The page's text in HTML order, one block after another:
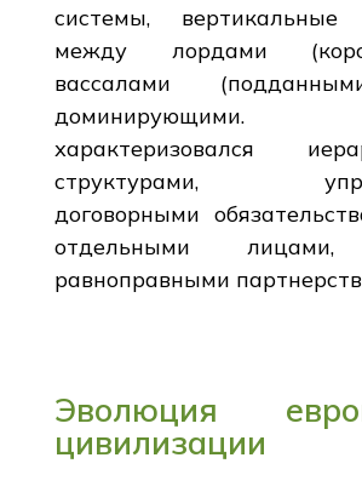
системы, вертикальные
между лордами
вассалами
доминирующими.
характеризовался
структурами,
договорными
отдельными
равноправными
Эволюция
цивилизации